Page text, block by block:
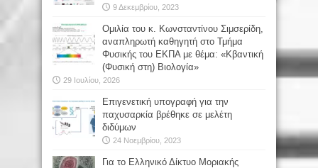
9 Δεκεμβρίου, 2023
Oμιλία του κ. Κωνσταντίνου Σιμσερίδη,
αναπληρωτή καθηγητή στο Τμήμα
Φυσικής του ΕΚΠΑ με θέμα: «Κβαντική
(Φυσική στη) Βιολογία»
29 Ιουλίου, 2026
Επιγενετική υπογραφή για την
παχυσαρκία βρέθηκε σε μελέτη
διδύμων
24 Νοεμβρίου, 2023
Για το Ελληνικό Δίκτυο Μοριακής